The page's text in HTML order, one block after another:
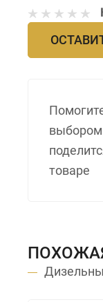
выбором
товаре